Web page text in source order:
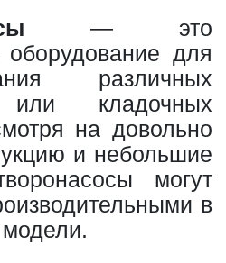
— это
оборудование для
различных
или кладочных
на довольно
и небольшие
могут
в
модели.